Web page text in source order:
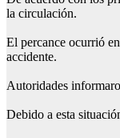
la circulación.
El percance ocurrió
accidente.
Autoridades
Debido a esta